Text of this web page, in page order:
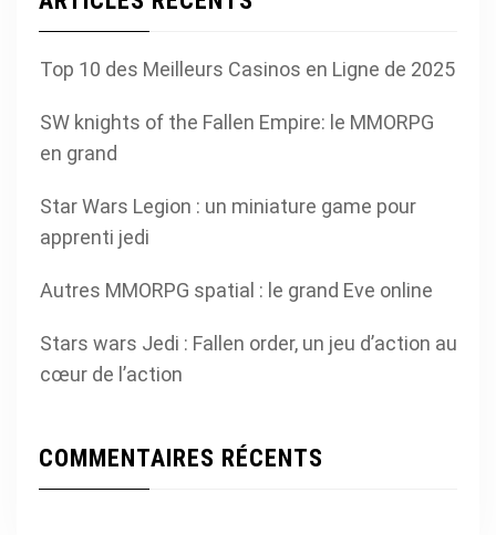
Top 10 des Meilleurs Casinos en Ligne de 2025
SW knights of the Fallen Empire: le MMORPG
en grand
Star Wars Legion : un miniature game pour
apprenti jedi
Autres MMORPG spatial : le grand Eve online
Stars wars Jedi : Fallen order, un jeu d’action au
cœur de l’action
COMMENTAIRES RÉCENTS